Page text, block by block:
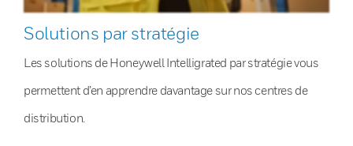
Solutions par stratégie
Les solutions de Honeywell Intelligrated par stratégie vous
permettent d’en apprendre davantage sur nos centres de
distribution.